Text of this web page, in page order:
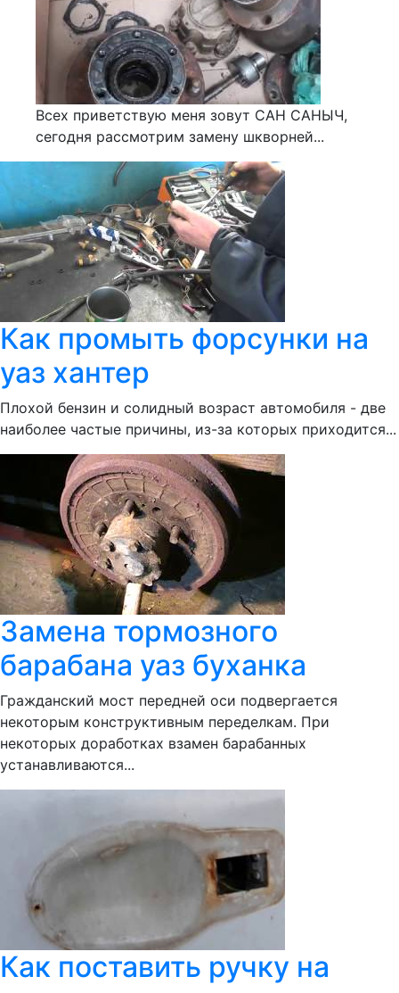
Всех приветствую меня зовут САН САНЫЧ,
сегодня рассмотрим замену шкворней...
Как промыть форсунки на
уаз хантер
Плохой бензин и солидный возраст автомобиля - две
наиболее частые причины, из-за которых приходится...
Замена тормозного
барабана уаз буханка
Гражданский мост передней оси подвергается
некоторым конструктивным переделкам. При
некоторых доработках взамен барабанных
устанавливаются...
Как поставить ручку на